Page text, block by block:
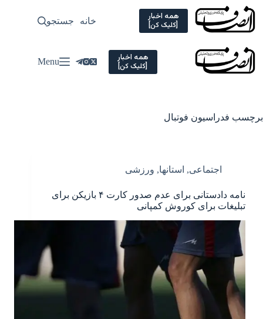
Skip
content
همه اخبار
[کلیک کن] خانه سیاسی
جستجو
همه اخبار
[کلیک کن] Menu
برچسب فدراسیون فوتبال
اجتماعی, استانها, ورزشی
نامه دادستانی برای عدم صدور کارت ۴ بازیکن برای
تبلیغات برای کوروش کمپانی